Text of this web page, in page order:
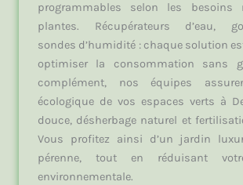
programmables selon les besoins
plantes. Récupérateurs d’eau,
sondes d’humidité : chaque solution
optimiser la consommation sans
complément, nos équipes
écologique de vos espaces verts à
douce, désherbage naturel et
Vous profitez ainsi d’un jardin
pérenne, tout en réduisant
environnementale.